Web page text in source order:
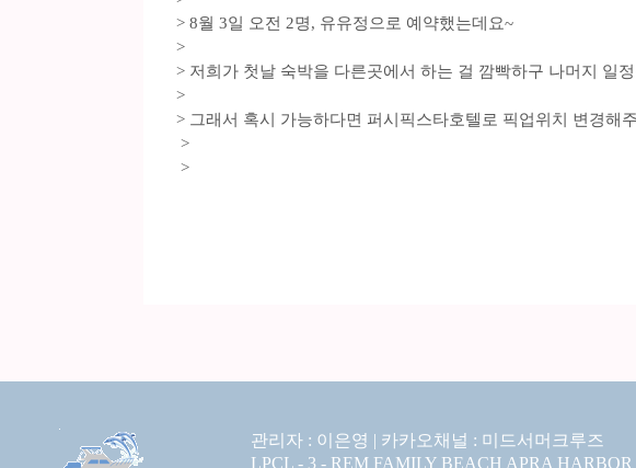
> 8월 3일 오전 2명, 유유정으로 예약했는데요~
>
> 저희가 첫날 숙박을 다른곳에서 하는 걸 깜빡하구 나머지 일
>
> 그래서 혹시 가능하다면 퍼시픽스타호텔로 픽업위치 변경해
>
>
관리자 : 이은영 | 카카오채널 : 미드서머크루즈
LPCL - 3 - REM FAMILY BEACH APRA